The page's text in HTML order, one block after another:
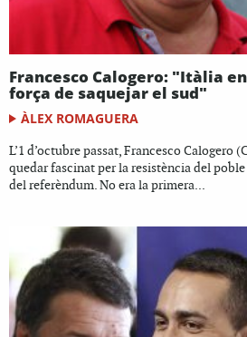
Francesco Calogero: "Itàlia
força de saquejar el sud"
ÀLEX ROMAGUERA
L’1 d’octubre passat, Francesco Calogero
quedar fascinat per la resistència del
del referèndum. No era la primera...